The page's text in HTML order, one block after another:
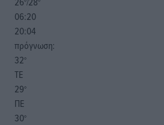
06:20
20:04
πρόγνωση:
32°
ΤΕ
29°
ΠΕ
30°